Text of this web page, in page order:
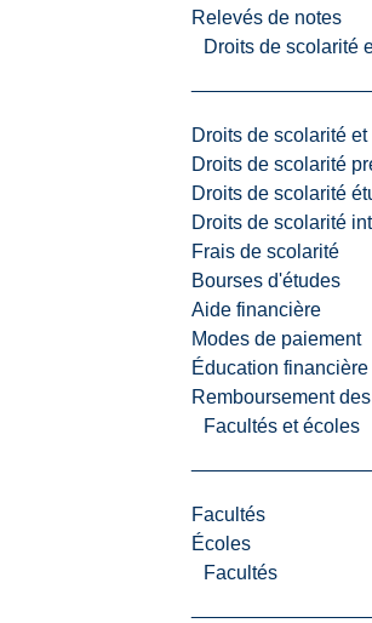
Relevés de notes
Droits de scolarité
Droits de scolarité
Droits de scolarité
Droits de scolarité
Droits de scolarité
Frais de scolarité
Bourses d'études
Aide financière
Modes de paiement
Éducation financière
Remboursement
Facultés et écoles
Facultés
Écoles
Facultés